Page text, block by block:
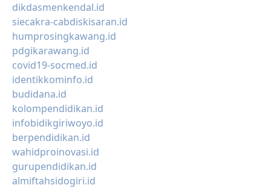
dikdasmenkendal.id
siecakra-cabdiskisaran.id
humprosingkawang.id
pdgikarawang.id
covid19-socmed.id
identikkominfo.id
budidana.id
kolompendidikan.id
infobidikgiriwoyo.id
berpendidikan.id
wahidproinovasi.id
gurupendidikan.id
almiftahsidogiri.id